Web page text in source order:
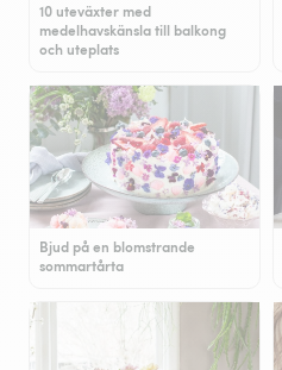
10 uteväxter med
medelhavskänsla till balkong
och uteplats
Bjud på en blomstrande
sommartårta